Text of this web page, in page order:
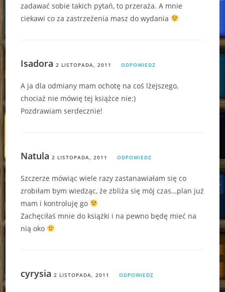
zadawać sobie takich pytań, to przeraża. A mnie
ciekawi co za zastrzeżenia masz do wydania
Isadora 2 LISTOPADA, 2011 ODPOWIEDZ
A ja dla odmiany mam ochotę na coś lżejszego,
chociaż nie mówię tej książce nie:)
Pozdrawiam serdecznie!
Natula 2 LISTOPADA, 2011 ODPOWIEDZ
Szczerze mówiąc wiele razy zastanawiałam się co
zrobiłam bym wiedząc, że zbliża się mój czas…plan już
mam i kontroluję go
Zachęciłaś mnie do książki i na pewno będę mieć na
nią oko
cyrysia 2 LISTOPADA, 2011 ODPOWIEDZ